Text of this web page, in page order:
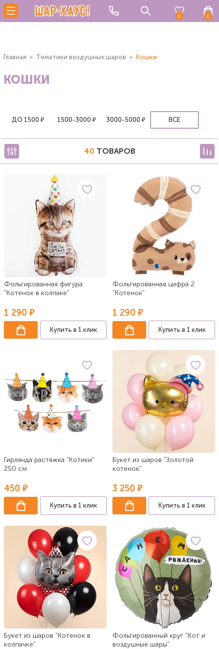
0 0
Главная Тематики воздушных шаров Кошки
КОШКИ
ДО 1500 ₽ 1500-3000 ₽ 3000-5000 ₽ ВСЕ
40 ТОВАРОВ
Фольгированная фигура
"Котенок в колпаке"
1 290 ₽
Купить в 1 клик
Фольгированная цифра 2
"Котенок"
1 290 ₽
Купить в 1 клик
Гирлянда растяжка "Котики"
250 см
450 ₽
Купить в 1 клик
Букет из шаров "Золотой
котенок"
3 250 ₽
Купить в 1 клик
Букет из шаров "Котенок в
колпачке"
Фольгированный круг "Кот и
воздушные шары"